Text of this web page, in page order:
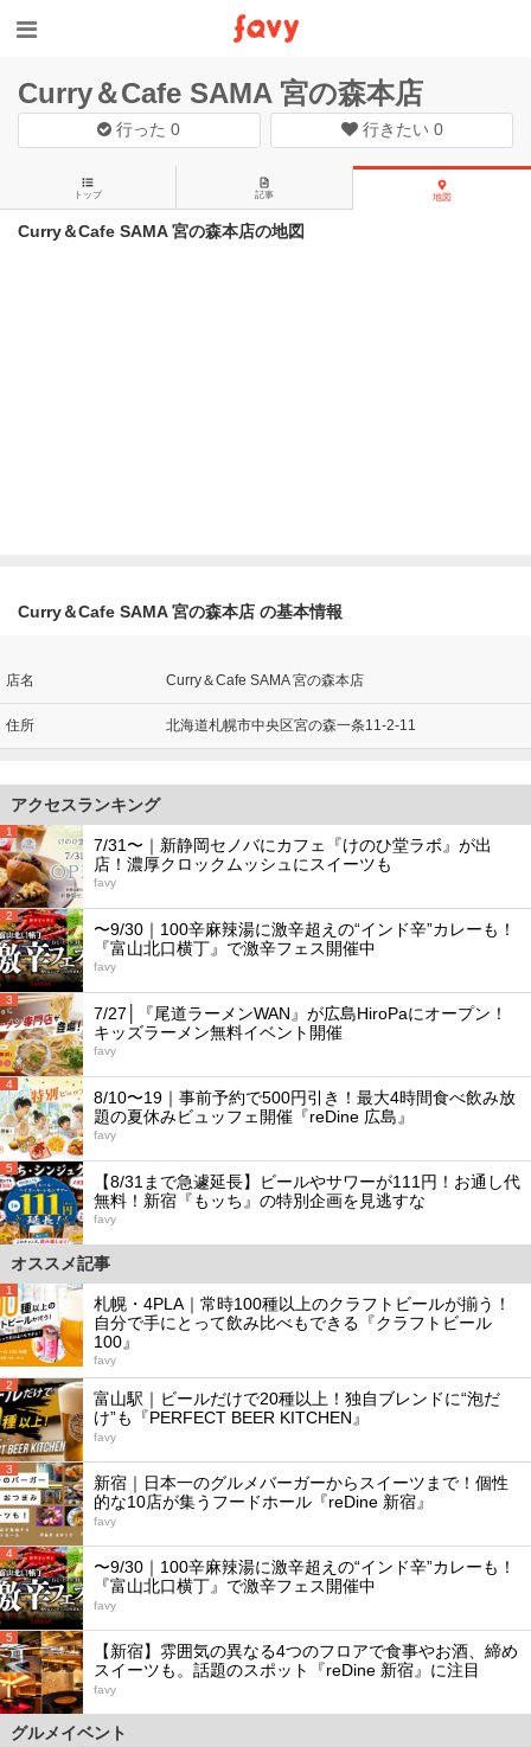
Curry＆Cafe SAMA 宮の森本店
行った0 行きたい 0
トップ 記事 地図
Curry＆Cafe SAMA 宮の森本店の地図
Curry＆Cafe SAMA 宮の森本店 の基本情報
店名 Curry＆Cafe SAMA 宮の森本店
住所 北海道札幌市中央区宮の森一条11-2-11
アクセスランキング
1
7/31〜｜新静岡セノバにカフェ『けのひ堂ラボ』が出
店！濃厚クロックムッシュにスイーツも
favy
2
〜9/30｜100辛麻辣湯に激辛超えの“インド辛”カレーも！
『富山北口横丁』で激辛フェス開催中
favy
3
7/27│『尾道ラーメンWAN』が広島HiroPaにオープン！
キッズラーメン無料イベント開催
favy
4
8/10〜19｜事前予約で500円引き！最大4時間食べ飲み放
題の夏休みビュッフェ開催『reDine 広島』
favy
5
【8/31まで急遽延長】ビールやサワーが111円！お通し代
無料！新宿『もッち』の特別企画を見逃すな
favy
オススメ記事
1
札幌・4PLA｜常時100種以上のクラフトビールが揃う！
自分で手にとって飲み比べもできる『クラフトビール
100』
favy
2
富山駅｜ビールだけで20種以上！独自ブレンドに“泡だ
け”も『PERFECT BEER KITCHEN』
favy
3
新宿｜日本一のグルメバーガーからスイーツまで！個性
的な10店が集うフードホール『reDine 新宿』
favy
4
〜9/30｜100辛麻辣湯に激辛超えの“インド辛”カレーも！
『富山北口横丁』で激辛フェス開催中
favy
5
【新宿】雰囲気の異なる4つのフロアで食事やお酒、締め
スイーツも。話題のスポット『reDine 新宿』に注目
favy
グルメイベント